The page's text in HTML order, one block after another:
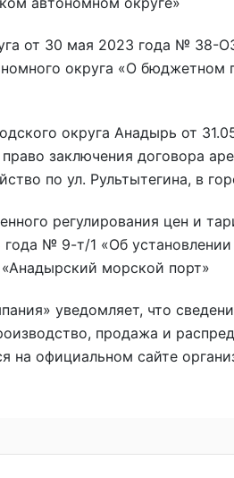
от 30 мая 2023 года № 38-
округа «О бюджетном
округа Анадырь от
заключения договора
по ул. Рультытегина, в
регулирования цен и
№ 9-т/1 «Об установлении
морской порт»
уведомляет, что
продажа и
на официальном сайте